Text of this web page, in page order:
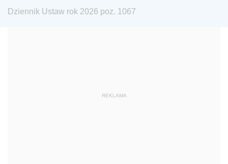
1984 1983
Dziennik Ustaw rok 2026 poz. 1067
REKLAMA